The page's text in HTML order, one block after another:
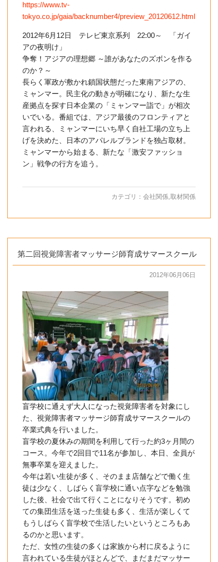
https://www.tv-
tokyo.co.jp/gaia/backnumber4/preview_20120612.html
2012年6月12日 テレビ東京系列 22:00～ 「ガイ
アの夜明け」
争奪！アジアの理想郷 ～誰があなたのズボンを作る
のか？～
長らく軍政が敷かれ鎖国状態だった東南アジアの、
ミャンマー。民主化の動きが明確になり、新たな生
産拠点を探す日本企業の「ミャンマー詣で」が相次
いでいる。番組では、アジア最後のフロンティアと
言われる、ミャンマーにいち早く自社工場の立ち上
げを決めた、日本のアパレルブランドを独占取材。
ミャンマーから始まる、新たな「激安ファッショ
ン」戦争の行方を追う。
カテゴリ： 会社関係,取材関係
第二回視覚障害者マッサージ師育成サマースクール
2012年06月06日
盲学校に通えず大人になった視覚障害者を対象にし
た、視覚障害者マッサージ師育成サマースクールの
卒業式典を行いました。
盲学校の夏休みの期間を利用して行った約3ヶ月間の
コース。今年で2回目で11名が参加し、本日、全員が
無事卒業を迎えました。
今年は若い生徒が多く、そのまま店舗などで働く生
徒は少なく、しばらく盲学校に通い点字などを勉強
した後、社会で出て行くことになりそうです。初め
ての集団生活を送った生徒も多く、生活が楽しくて
もうしばらく盲学校で生活したいというところもあ
るのかと思います。
ただ、女性の生徒の多くは家族から村に戻るように
言われている生徒がほとんどで、まだまだマッサー